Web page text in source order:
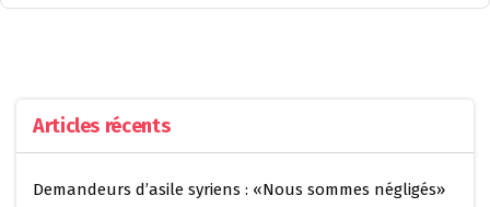
Articles récents
Demandeurs d’asile syriens : «Nous sommes négligés»